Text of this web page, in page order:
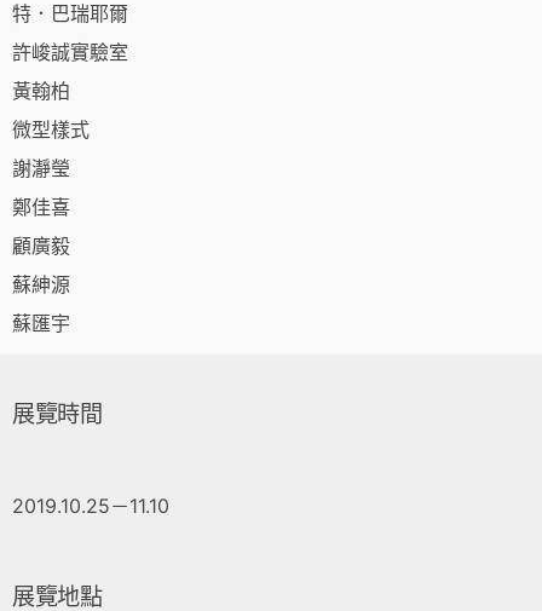
特．巴瑞耶爾
許峻誠實驗室
黃翰柏
微型樣式
謝瀞瑩
鄭佳喜
顧廣毅
蘇紳源
蘇匯宇
展覽時間
2019.10.25－11.10
展覽地點